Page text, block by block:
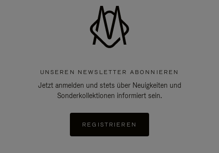
UNSEREN NEWSLETTER ABONNIEREN
Jetzt anmelden und stets über Neuigkeiten und
Sonderkollektionen informiert sein.
REGISTRIEREN